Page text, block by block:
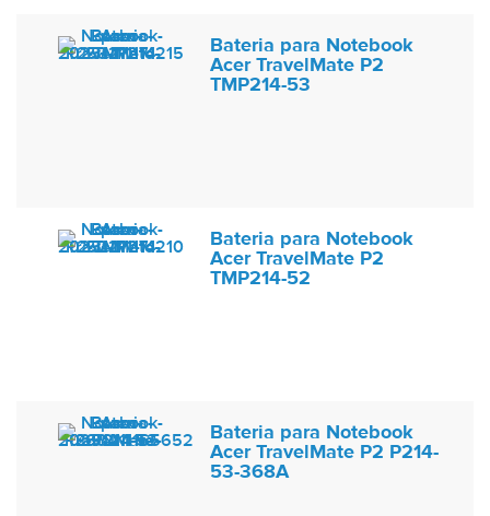
Bateria para Notebook
Acer TravelMate P2
TMP214-53
Bateria para Notebook
Acer TravelMate P2
TMP214-52
Bateria para Notebook
Acer TravelMate P2 P214-
53-368A